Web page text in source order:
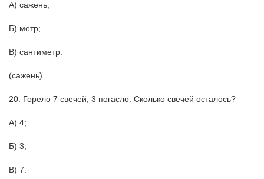
А) сажень;
Б) метр;
В) сантиметр.
(сажень)
20. Горело 7 свечей, 3 погасло. Сколько свечей осталось?
А) 4;
Б) 3;
В) 7.